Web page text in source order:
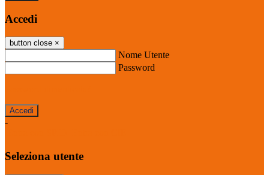
Accedi
button close ×
Nome Utente
Password
-
Seleziona utente